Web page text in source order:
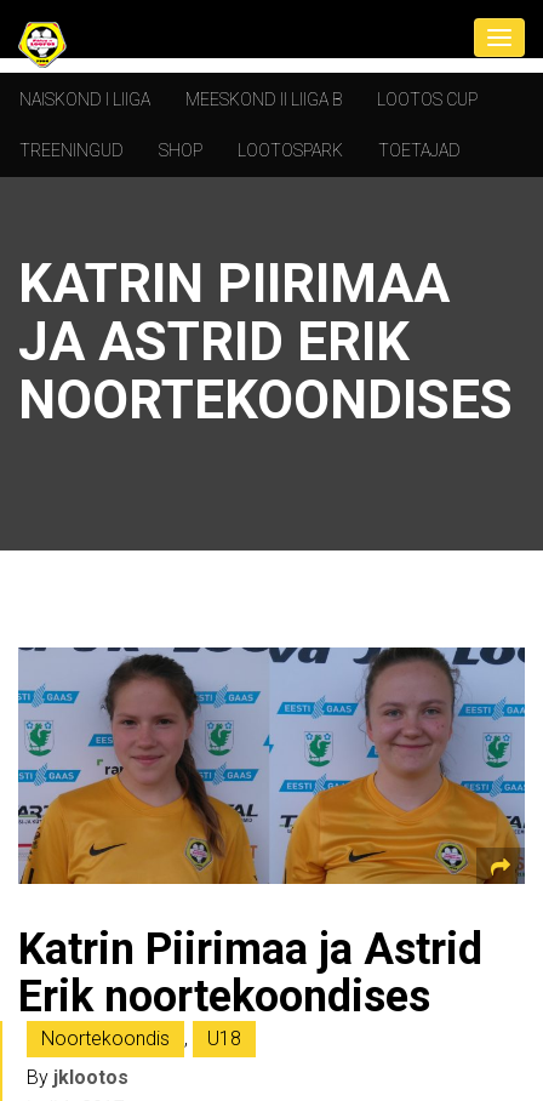
NAISKOND I LIIGA MEESKOND II LIIGA B LOOTOS CUP
TREENINGUD SHOP LOOTOSPARK TOETAJAD
KATRIN PIIRIMAA
JA ASTRID ERIK
NOORTEKOONDISES
Katrin Piirimaa ja Astrid
Erik noortekoondises
Noortekoondis ,
U18
By jklootos